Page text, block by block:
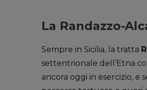
La Randazzo-
Sempre in Sicilia, la tratta
settentrionale dell’Etna
ancora oggi in esercizio,